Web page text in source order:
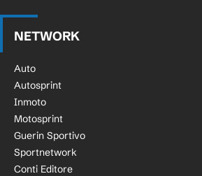
NETWORK
Auto
Autosprint
Inmoto
Motosprint
Guerin Sportivo
Sportnetwork
Conti Editore